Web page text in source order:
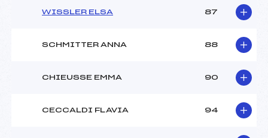
WISSLER ELSA 87
SCHMITTER ANNA 88
CHIEUSSE EMMA 90
CECCALDI FLAVIA 94